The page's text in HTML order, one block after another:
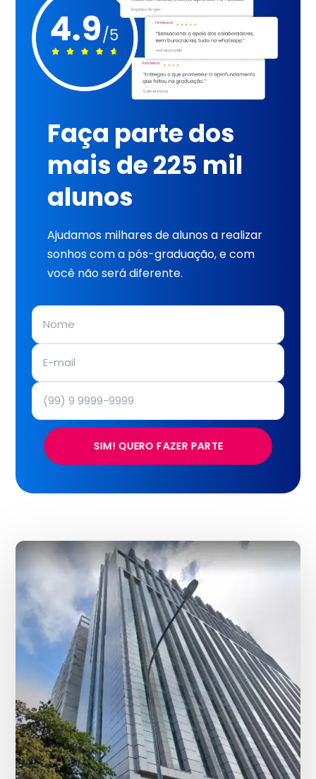
Faça parte dos
mais de 225 mil
alunos
Ajudamos milhares de alunos a realizar
sonhos com a pós-graduação, e com
você não será diferente.
SIM! QUERO FAZER PARTE